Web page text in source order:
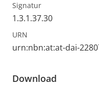
Signatur
1.3.1.37.30
URN
urn:nbn:at:at-dai-
Download